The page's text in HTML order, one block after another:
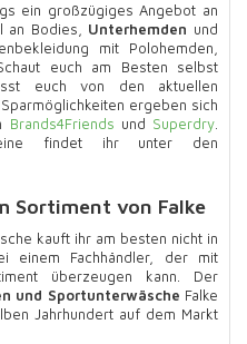
ein großzügiges Angebot an
an Bodies, Unterhemden und
mit Polohemden,
euch am Besten selbst
euch von den aktuellen
ergeben sich
Brands4Friends und Superdry
findet ihr unter den
Sortiment von Falke
kauft ihr am besten nicht in
einem Fachhändler, der mit
überzeugen kann. Der
und Sportunterwäsche Falke
Jahrhundert auf dem Markt